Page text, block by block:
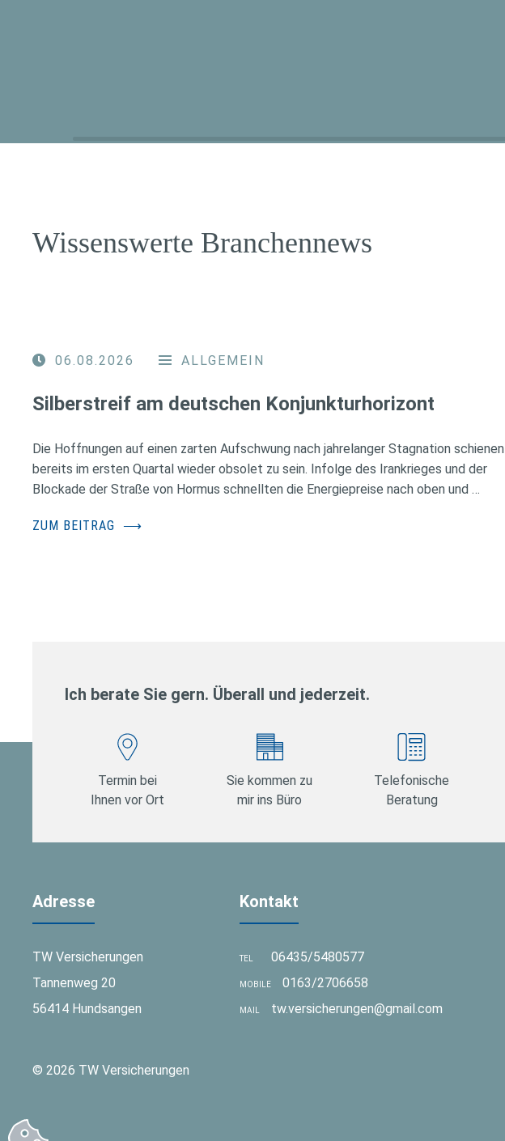
Wissenswerte Branchennews
06.08.2026 ALLGEMEIN
Silberstreif am deutschen Konjunkturhorizont
Die Hoffnungen auf einen zarten Aufschwung nach jahrelanger Stagnation schienen
bereits im ersten Quartal wieder obsolet zu sein. Infolge des Irankrieges und der
Blockade der Straße von Hormus schnellten die Energiepreise nach oben und …
ZUM BEITRAG ⟶
Ich berate Sie gern. Überall und jederzeit.
Termin bei
Ihnen vor Ort
Sie kommen zu
mir ins Büro
Telefonische
Beratung
Adresse
TW Versicherungen
Tannenweg 20
56414 Hundsangen
Kontakt
TEL 06435/5480577
MOBILE 0163/2706658
MAIL tw.versicherungen@gmail.com
© 2026 TW Versicherungen